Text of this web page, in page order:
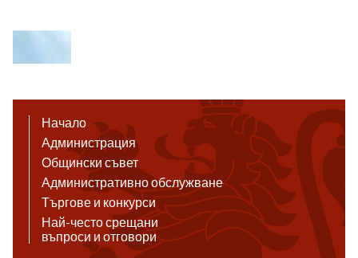
Начало
Администрация
Общински съвет
Административно обслужване
Търгове и конкурси
Най-често срещани
въпроси и отговори